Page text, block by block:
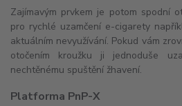
Zajímavým prvkem je potom spodní
pro rychlé uzamčení e-cigarety
aktuálním nevyužívání. Pokud vám
otočením kroužku ji jednoduše
nechtěnému spuštění žhavení.
Platforma PnP-X